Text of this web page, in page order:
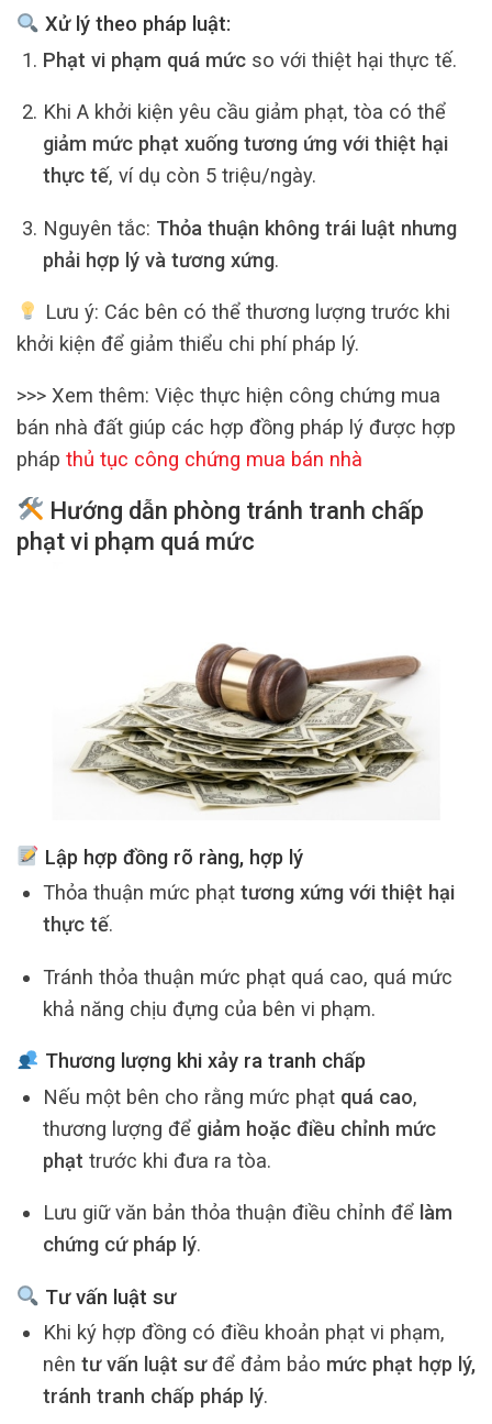
Xử lý theo pháp luật:
Phạt vi phạm quá mứcso với thiệt hại thực tế.
Khi A khởi kiện yêu cầu giảm phạt, tòa có thể
giảm mức phạt xuống tương ứng với thiệt hại
thực tế, ví dụ còn 5 triệu/ngày.
Nguyên tắc: Thỏa thuận không trái luật nhưng
phải hợp lý và tương xứng.
Lưu ý: Các bên có thể thương lượng trước khi
khởi kiện để giảm thiểu chi phí pháp lý.
>>> Xem thêm: Việc thực hiện công chứng mua
bán nhà đất giúp các hợp đồng pháp lý được hợp
pháp thủ tục công chứng mua bán nhà
Hướng dẫn phòng tránh tranh chấp
phạt vi phạm quá mức
Lập hợp đồng rõ ràng, hợp lý
Thỏa thuận mức phạt tương xứng với thiệt hại
thực tế.
Tránh thỏa thuận mức phạt quá cao, quá mức
khả năng chịu đựng của bên vi phạm.
Thương lượng khi xảy ra tranh chấp
Nếu một bên cho rằng mức phạt quá cao,
thương lượng để giảm hoặc điều chỉnh mức
phạt trước khi đưa ra tòa.
Lưu giữ văn bản thỏa thuận điều chỉnh để làm
chứng cứ pháp lý.
Tư vấn luật sư
Khi ký hợp đồng có điều khoản phạt vi phạm,
nên tư vấn luật sưđể đảm bảo mức phạt hợp lý,
tránh tranh chấp pháp lý.